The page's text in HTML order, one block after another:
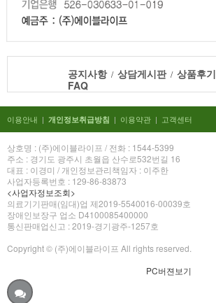
공지사항/ 상담게시판/ 상품후기
FAQ
이용안내 | 개인정보취급방침 | 이용약관 | 고객센터
상호명 : (주)에이블라이프 / 전화 : 1544-5399
주소 : 경기도 광주시 초월읍 산수로532번길 16
대표 : 이경미 / 개인정보관리책임자 : 이주한
사업자등록번호 : 129-86-83873
<사업자정보조회>
의료기기판매(임대)업 제2019-5540016-00039호
장애인보장구 업소 D4100085400000
통신판매업신고 : 2019-경기광주-1257호
Copyright © (주)에이블라이프 All rights reserved.
PC버젼보기